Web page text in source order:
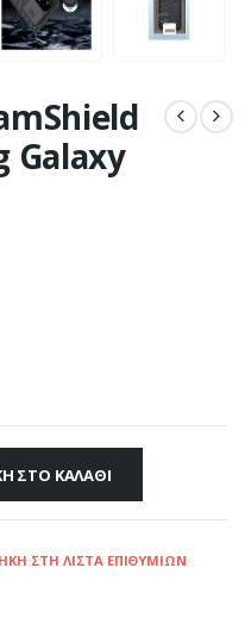
Galaxy
ΣΤΟ ΚΑΛΆΘΙ
ΣΤΗ ΛΊΣΤΑ ΕΠΙΘΥΜΙΏΝ